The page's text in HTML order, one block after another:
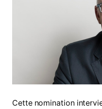
Cette nomination